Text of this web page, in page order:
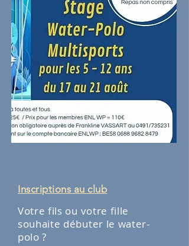
Inscriptions ​ au club
Votre fils ou votre fille
souhaite débuter le water-
polo ?